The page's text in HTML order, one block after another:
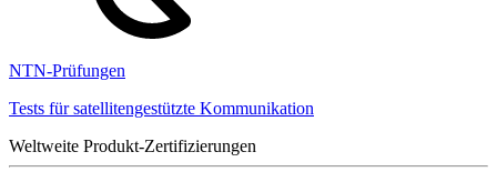
NTN-Prüfungen
Tests für satellitengestützte Kommunikation
Weltweite Produkt-Zertifizierungen